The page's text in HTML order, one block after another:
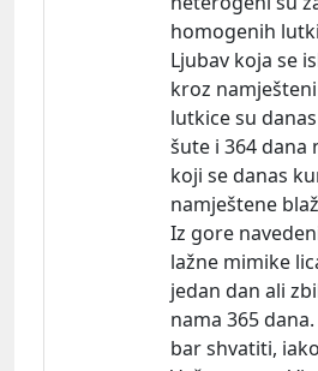
homogenih
Ljubav koja se
kroz
lutkice su
šute i 364 dana
koji se danas
namještene
Iz gore
lažne mimike
jedan dan ali
nama 365
bar shvatiti,